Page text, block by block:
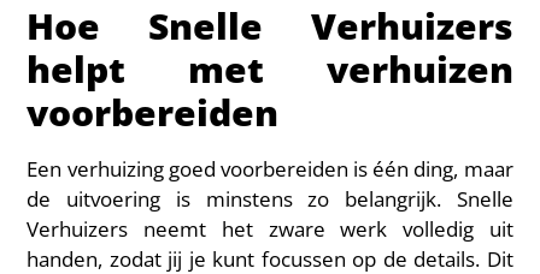
Hoe Snelle Verhuizers
helpt met verhuizen
voorbereiden
Een verhuizing goed voorbereiden is één ding, maar
de uitvoering is minstens zo belangrijk. Snelle
Verhuizers neemt het zware werk volledig uit
handen, zodat jij je kunt focussen op de details. Dit